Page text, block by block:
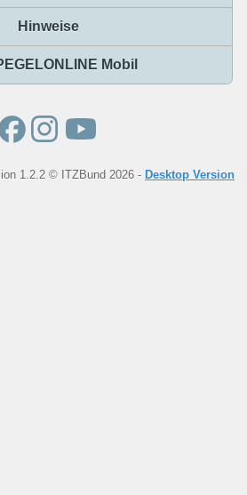
Hinweise
Mobil
1.2.2 © ITZBund 2026 - Desktop Version